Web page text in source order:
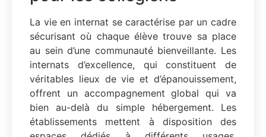
La vie en internat se caractérise par un cadre
sécurisant où chaque élève trouve sa place
au sein d’une communauté bienveillante. Les
internats d’excellence, qui constituent de
véritables lieux de vie et d’épanouissement,
offrent un accompagnement global qui va
bien au-delà du simple hébergement. Les
établissements mettent à disposition des